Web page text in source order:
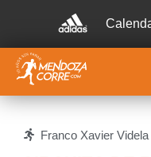
Franco Xavier Videla